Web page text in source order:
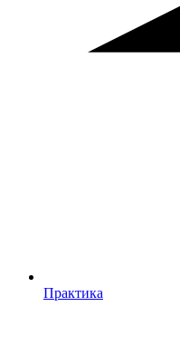
Практика
Практика